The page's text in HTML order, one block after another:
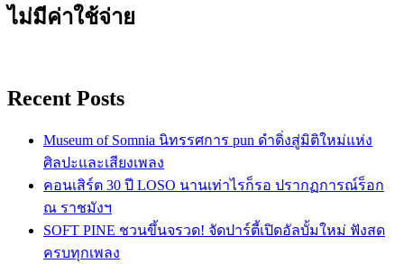
ไม่มีค่าใช้จ่าย
Recent Posts
Museum of Somnia นิทรรศการ pun ดำดิ่งสู่มิติใหม่แห่ง
ศิลปะและเสียงเพลง
คอนเสิร์ต 30 ปี LOSO นานเท่าไรก็รอ ปรากฏการณ์ร็อก
ณ ราชมังฯ
SOFT PINE ชวนขึ้นจรวด! จัดปาร์ตี้เปิดอัลบั้มใหม่ ฟังสด
ครบทุกเพลง